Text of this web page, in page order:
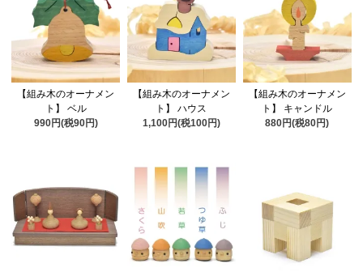
【組み木のオーナメン
ト】 ベル
990円(税90円)
【組み木のオーナメン
ト】 ハウス
1,100円(税100円)
【組み木のオーナメン
ト】 キャンドル
880円(税80円)